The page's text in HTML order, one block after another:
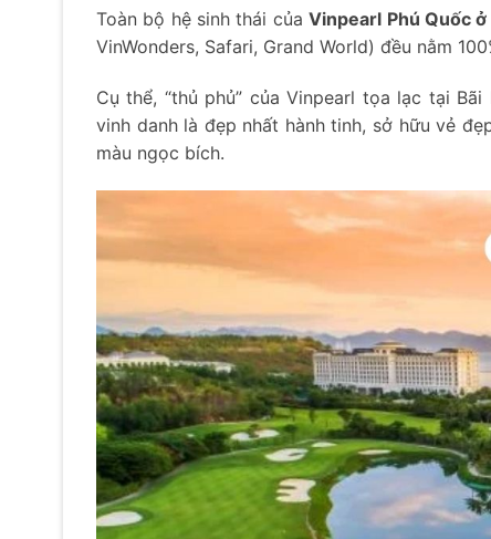
Toàn bộ hệ sinh thái củaVinpearl Phú Quốc
VinWonders, Safari, Grand World) đều nằm
Cụ thể, “thủ phủ” của Vinpearl tọa lạc tại
vinh danh là đẹp nhất hành tinh, sở hữu vẻ
màu ngọc bích.